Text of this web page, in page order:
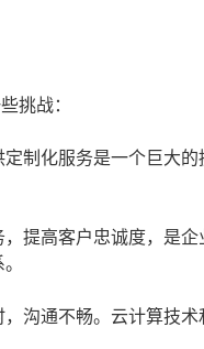
挑战：
制化服务是一个巨大的
提高客户忠诚度，是企
沟通不畅。云计算技术